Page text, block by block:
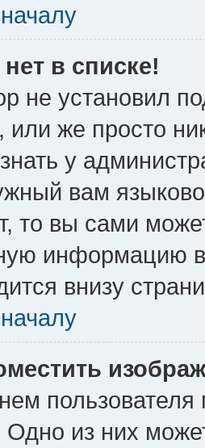
в списке!
не установил
или же просто
у
вам
то вы сами
информацию
внизу
пользователя
Одно из них